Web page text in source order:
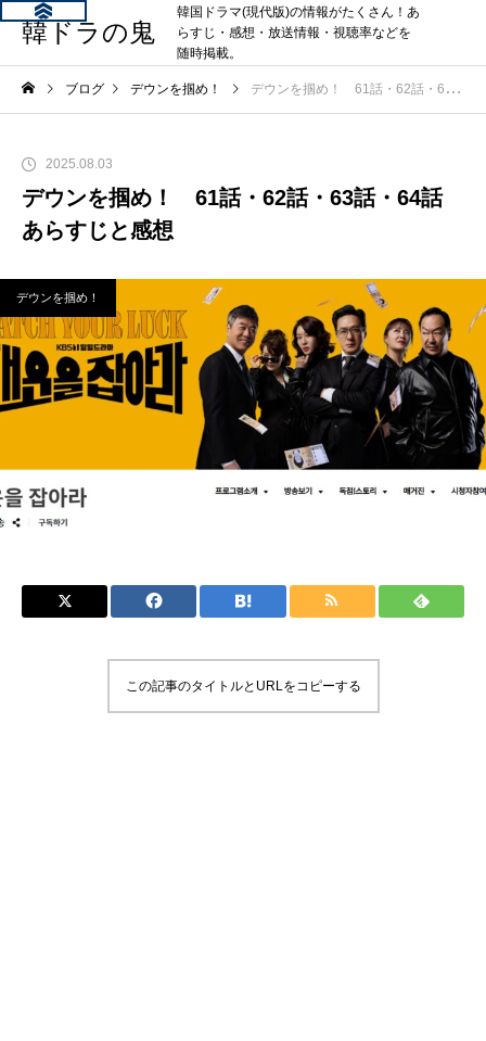
韓ドラの鬼
韓国ドラマ(現代版)の情報がたくさん！あ
らすじ・感想・放送情報・視聴率などを
随時掲載。
ブログ デウンを掴め！ デウンを掴め！ 61話・62話・63話・64話 あらすじと感想
2025.08.03
デウンを掴め！ 61話・62話・63話・64話
あらすじと感想
デウンを掴め！
この記事のタイトルとURLをコピーする